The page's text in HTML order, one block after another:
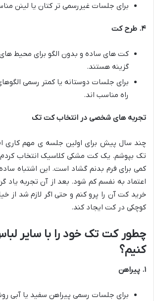
برای جلسات غیررسمی تر کتان یا لینن
۴. طرح کت
کت های ساده و بدون الگو برای محیط
گزینه هستند.
برای جلسات دوستانه یا کمتر رسمی
راه مناسب اند.
تجربه های شخصی در انتخاب کت تک
چند سال پیش برای اولین جلسه ی مهم کاری
تک بپوشم. یک کت مشکی کلاسیک انتخاب
کمی برای فرم بدنم گشاد است. این اشتباه
اعتماد به نفسم کم شود. بعد از آن تجربه یاد
خرید کت آن را پرو کنم و حتی اگر لازم شد از
کوچکی در کت ایجاد کند.
چطور کت تک خود را با سایر
کنیم؟
۱. پیراهن
برای جلسات رسمی پیراهن سفید یا آبی